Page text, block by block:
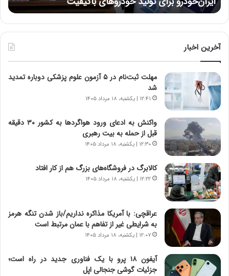
:
د
ر
ط
و
ا
ر
ی
خ
ا
ر
ا
ن
،
ه
ی
چ
ا
ه
ج
ز
آخرین اخبار
مهلت ثبت‌نام در ۵ آزمون علوم پزشکی دوباره تمدید
شد
۱۲:۴۱ | یکشنبه، ۱۸ مرداد ۱۴۰۵
واکنش به ادعای ورود هواگردها به کشور ۳۰ دقیقه
قبل از حمله به بیت رهبری
۱۲:۳۰ | یکشنبه، ۱۸ مرداد ۱۴۰۵
کالابرگ در فروشگاه‌های بزرگ هم از کار افتاد
۱۲:۲۲ | یکشنبه، ۱۸ مرداد ۱۴۰۵
عراقچی: با آمریکا مذاکره نداریم/باز شدن تنگه هرمز
به شرایطی غیر از تفاهم با عمان مرتبط است
۱۲:۰۷ | یکشنبه، ۱۸ مرداد ۱۴۰۵
آیفون ۱۸ پرو با یک فناوری جدید در راه است؛
جزئیات گوشی جنجالی اپل